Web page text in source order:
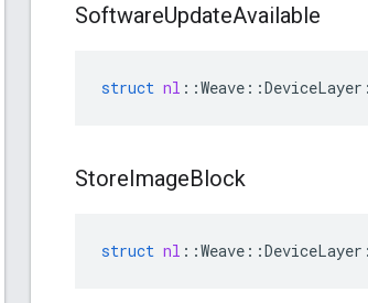
SoftwareUpdateAvailable
struct nl ::Weave ::DeviceLayer
StoreImageBlock
struct nl ::Weave ::DeviceLayer